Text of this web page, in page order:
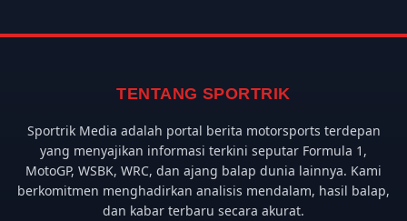
TENTANG SPORTRIK
Sportrik Media adalah portal berita motorsports terdepan
yang menyajikan informasi terkini seputar Formula 1,
MotoGP, WSBK, WRC, dan ajang balap dunia lainnya. Kami
berkomitmen menghadirkan analisis mendalam, hasil balap,
dan kabar terbaru secara akurat.